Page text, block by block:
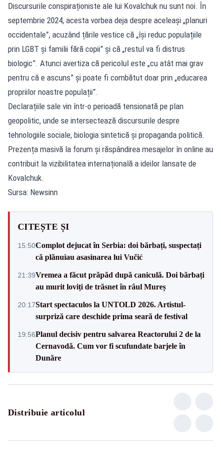
Discursurile conspiraționiste ale lui Kovalchuk nu sunt noi. În
septembrie 2024, acesta vorbea deja despre aceleași „planuri
occidentale”, acuzând țările vestice că „își reduc populațiile
prin LGBT și familii fără copii” și că „restul va fi distrus
biologic”. Atunci avertiza că pericolul este „cu atât mai grav
pentru că e ascuns” și poate fi combătut doar prin „educarea
propriilor noastre populații”.
Declarațiile sale vin într-o perioadă tensionată pe plan
geopolitic, unde se intersectează discursurile despre
tehnologiile sociale, biologia sintetică și propaganda politică.
Prezența masivă la forum și răspândirea mesajelor în online au
contribuit la vizibilitatea internațională a ideilor lansate de
Kovalchuk.
Sursa: Newsinn
CITEȘTE ȘI
15:50Complot dejucat în Serbia: doi bărbați, suspectați
că plănuiau asasinarea lui Vučić
21:39Vremea a făcut prăpăd după caniculă. Doi bărbați
au murit loviți de trăsnet în râul Mureș
20:17Start spectaculos la UNTOLD 2026. Artistul-
surpriză care deschide prima seară de festival
19:56Planul decisiv pentru salvarea Reactorului 2 de la
Cernavodă. Cum vor fi scufundate barjele în
Dunăre
Distribuie articolul